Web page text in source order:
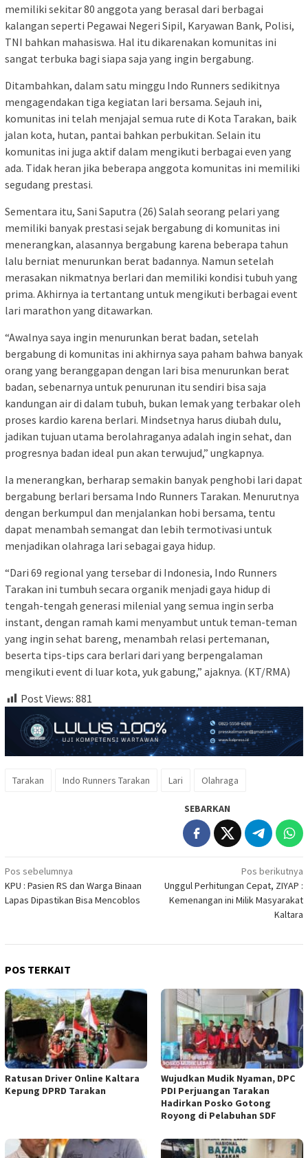
memiliki sekitar 80 anggota yang berasal dari berbagai
kalangan seperti Pegawai Negeri Sipil, Karyawan Bank, Polisi,
TNI bahkan mahasiswa. Hal itu dikarenakan komunitas ini
sangat terbuka bagi siapa saja yang ingin bergabung.
Ditambahkan, dalam satu minggu Indo Runners sedikitnya
mengagendakan tiga kegiatan lari bersama. Sejauh ini,
komunitas ini telah menjajal semua rute di Kota Tarakan, baik
jalan kota, hutan, pantai bahkan perbukitan. Selain itu
komunitas ini juga aktif dalam mengikuti berbagai even yang
ada. Tidak heran jika beberapa anggota komunitas ini memiliki
segudang prestasi.
Sementara itu, Sani Saputra (26) Salah seorang pelari yang
memiliki banyak prestasi sejak bergabung di komunitas ini
menerangkan, alasannya bergabung karena beberapa tahun
lalu berniat menurunkan berat badannya. Namun setelah
merasakan nikmatnya berlari dan memiliki kondisi tubuh yang
prima. Akhirnya ia tertantang untuk mengikuti berbagai event
lari marathon yang ditawarkan.
“Awalnya saya ingin menurunkan berat badan, setelah
bergabung di komunitas ini akhirnya saya paham bahwa banyak
orang yang beranggapan dengan lari bisa menurunkan berat
badan, sebenarnya untuk penurunan itu sendiri bisa saja
kandungan air di dalam tubuh, bukan lemak yang terbakar oleh
proses kardio karena berlari. Mindsetnya harus diubah dulu,
jadikan tujuan utama berolahraganya adalah ingin sehat, dan
progresnya badan ideal pun akan terwujud,” ungkapnya.
Ia menerangkan, berharap semakin banyak penghobi lari dapat
bergabung berlari bersama Indo Runners Tarakan. Menurutnya
dengan berkumpul dan menjalankan hobi bersama, tentu
dapat menambah semangat dan lebih termotivasi untuk
menjadikan olahraga lari sebagai gaya hidup.
“Dari 69 regional yang tersebar di Indonesia, Indo Runners
Tarakan ini tumbuh secara organik menjadi gaya hidup di
tengah-tengah generasi milenial yang semua ingin serba
instant, dengan ramah kami menyambut untuk teman-teman
yang ingin sehat bareng, menambah relasi pertemanan,
beserta tips-tips cara berlari dari yang berpengalaman
mengikuti event di luar kota, yuk gabung,” ajaknya. (KT/RMA)
Post Views: 881
Tarakan Indo Runners Tarakan Lari Olahraga
SEBARKAN
Navigasi
pos
Pos sebelumnya
KPU : Pasien RS dan Warga Binaan
Lapas Dipastikan Bisa Mencoblos
Pos berikutnya
Unggul Perhitungan Cepat, ZIYAP :
Kemenangan ini Milik Masyarakat
Kaltara
POS TERKAIT
Ratusan Driver Online Kaltara
Kepung DPRD Tarakan
Wujudkan Mudik Nyaman, DPC
PDI Perjuangan Tarakan
Hadirkan Posko Gotong
Royong di Pelabuhan SDF